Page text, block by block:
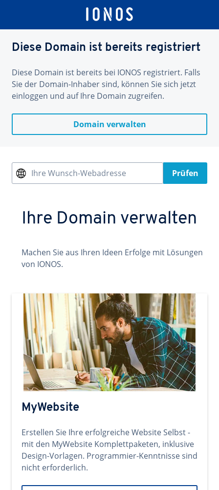
Diese Domain ist bereits registriert
Diese Domain ist bereits bei IONOS registriert. Falls
Sie der Domain-Inhaber sind, können Sie sich jetzt
einloggen und auf Ihre Domain zugreifen.
Domain verwalten
Ihre Wunsch-Webadresse Prüfen
Ihre Domain verwalten
Machen Sie aus Ihren Ideen Erfolge mit Lösungen
von IONOS.
MyWebsite
Erstellen Sie Ihre erfolgreiche Website Selbst -
mit den MyWebsite Komplettpaketen, inklusive
Design-Vorlagen. Programmier-Kenntnisse sind
nicht erforderlich.